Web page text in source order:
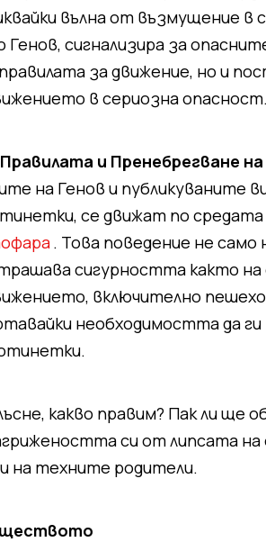
вълна от възмущение в
Генов, сигнализира за
за движение, но и
в сериозна опасност.
и Пренебрегване
на Генов и публикуваните
се движат по
. Това поведение не
сигурността както
включително
необходимостта да
какво правим? Пак ли
си от липсата
на техните родители.